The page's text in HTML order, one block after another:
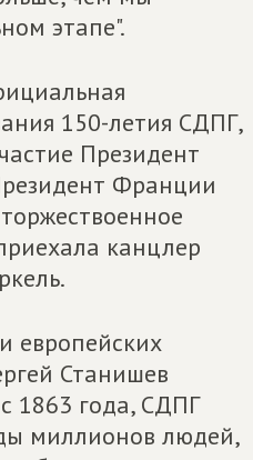
этапе".
150-летия СДПГ,
Президент
Франции
канцлер
европейских
Станишев
1863 года, СДПГ
миллионов людей,